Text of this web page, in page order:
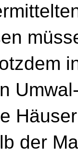
der